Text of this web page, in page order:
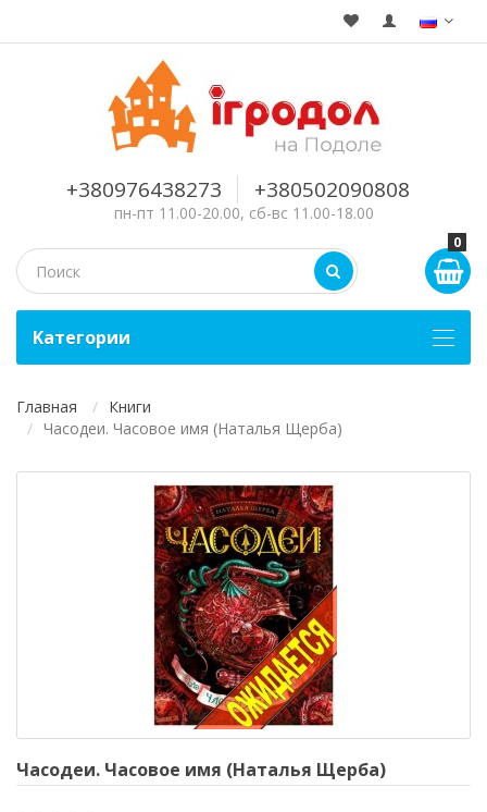
+380976438273 +380502090808
пн-пт 11.00-20.00, сб-вс 11.00-18.00
0
Kатегории
Главная
Книги
Часодеи. Часовое имя (Наталья Щерба)
Часодеи. Часовое имя (Наталья Щерба)